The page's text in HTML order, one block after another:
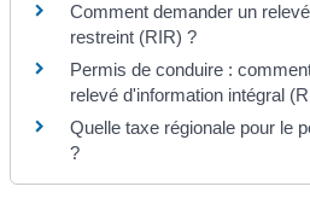
Comment demander un
restreint (RIR) ?
Permis de conduire :
relevé d'information intégral
Quelle taxe régionale pour le
?